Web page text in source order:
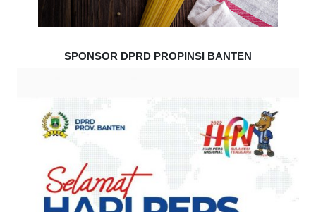
SPONSOR DPRD PROPINSI BANTEN